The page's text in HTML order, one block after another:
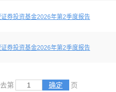
券投资基金2026年第2季度报告
券投资基金2026年第2季度报告
去第 确定 页